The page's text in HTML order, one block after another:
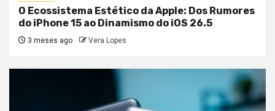
O Ecossistema Estético da Apple: Dos Rumores
do iPhone 15 ao Dinamismo do iOS 26.5
3 meses ago Vera Lopes